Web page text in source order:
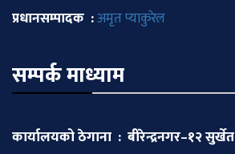
प्रधानसम्पादक :अमृत प्याकुरेल
सम्पर्क माध्याम
कार्यालयको ठेगाना : बीरेन्द्रनगर–१२ सुर्खेत